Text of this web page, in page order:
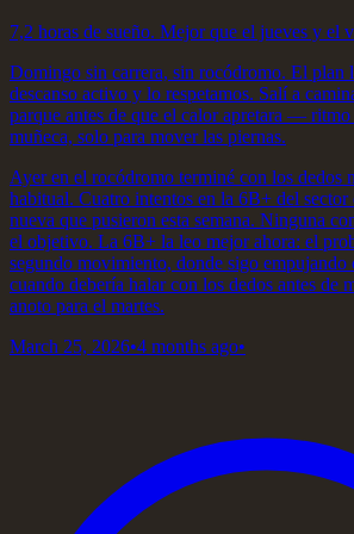
7,2 horas de sueño. Mejor que el jueves y el
Domingo sin carrera, sin rocódromo. El plan
descanso activo y lo respetamos. Salí a
parque antes de que el calor apretara —
muñeca, solo para mover las piernas.
Ayer en el rocódromo terminé con los dedos
habitual. Cuatro intentos en la 6B+ del sector
nueva que pusieron esta semana. Ninguna
el objetivo. La 6B+ la leo mejor ahora: el
segundo movimiento, donde sigo
cuando debería halar con los dedos antes de
anoto para el martes.
March 25, 2026•4 months ago•